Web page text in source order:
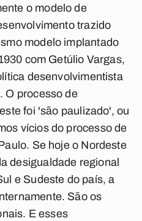
o modelo de
trazido
modelo implantado
com Getúlio Vargas,
desenvolvimentista
O processo de
foi 'são paulizado', ou
vícios do processo de
Se hoje o Nordeste
desigualdade regional
e Sudeste do país, a
São os
E esses